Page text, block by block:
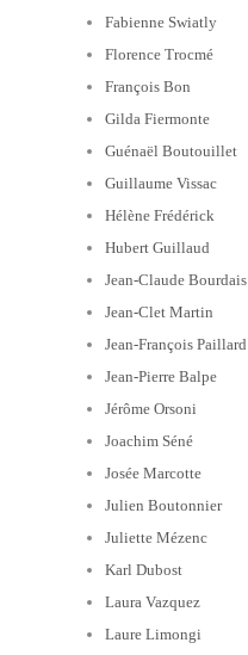
Fabienne Swiatly
Florence Trocmé
François Bon
Gilda Fiermonte
Guénaël Boutouillet
Guillaume Vissac
Hélène Frédérick
Hubert Guillaud
Jean-Claude Bourdais
Jean-Clet Martin
Jean-François Paillard
Jean-Pierre Balpe
Jérôme Orsoni
Joachim Séné
Josée Marcotte
Julien Boutonnier
Juliette Mézenc
Karl Dubost
Laura Vazquez
Laure Limongi